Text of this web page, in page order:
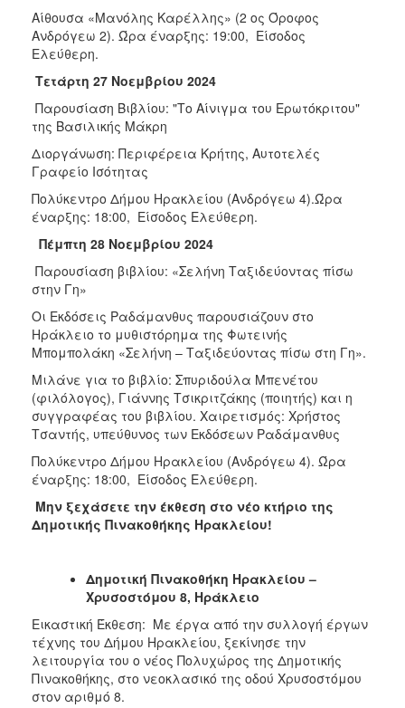
Αίθουσα «Μανόλης Καρέλλης» (2 ος Όροφος
Ανδρόγεω 2). Ώρα έναρξης: 19:00, Είσοδος
Ελεύθερη.
Τετάρτη 27 Νοεμβρίου 2024
Παρουσίαση Βιβλίου: "Το Αίνιγμα του Ερωτόκριτου"
της Βασιλικής Μάκρη
Διοργάνωση: Περιφέρεια Κρήτης, Αυτοτελές
Γραφείο Ισότητας
Πολύκεντρο Δήμου Ηρακλείου (Ανδρόγεω 4).Ώρα
έναρξης: 18:00, Είσοδος Ελεύθερη.
Πέμπτη 28 Νοεμβρίου 2024
Παρουσίαση βιβλίου: «Σελήνη Ταξιδεύοντας πίσω
στην Γη»
Οι Εκδόσεις Ραδάμανθυς παρουσιάζουν στο
Ηράκλειο το μυθιστόρημα της Φωτεινής
Μπομπολάκη «Σελήνη – Ταξιδεύοντας πίσω στη Γη».
Μιλάνε για το βιβλίο: Σπυριδούλα Μπενέτου
(φιλόλογος), Γιάννης Τσικριτζάκης (ποιητής) και η
συγγραφέας του βιβλίου. Χαιρετισμός: Χρήστος
Τσαντής, υπεύθυνος των Εκδόσεων Ραδάμανθυς
Πολύκεντρο Δήμου Ηρακλείου (Ανδρόγεω 4). Ώρα
έναρξης: 18:00, Είσοδος Ελεύθερη.
Μην ξεχάσετε την έκθεση στο νέο κτήριο της
Δημοτικής Πινακοθήκης Ηρακλείου!
Δημοτική Πινακοθήκη Ηρακλείου –
Χρυσοστόμου 8, Ηράκλειο
Εικαστική Έκθεση: Με έργα από την συλλογή έργων
τέχνης του Δήμου Ηρακλείου, ξεκίνησε την
λειτουργία του ο νέος Πολυχώρος της Δημοτικής
Πινακοθήκης, στο νεοκλασικό της οδού Χρυσοστόμου
στον αριθμό 8.